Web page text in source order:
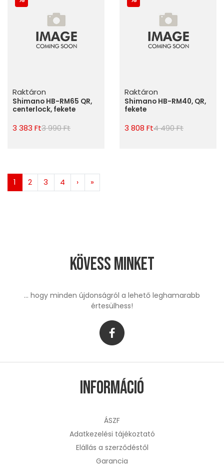
Raktáron
Shimano HB-RM65 QR,
centerlock, fekete
3 383 Ft3 990 Ft
Raktáron
Shimano HB-RM40, QR,
fekete
3 808 Ft4 490 Ft
1 2 3 4 › »
Kövess minket
... hogy minden újdonságról a lehető leghamarabb
értesülhess!
Információ
ÁSZF
Adatkezelési tájékoztató
Elállás a szerződéstől
Garancia